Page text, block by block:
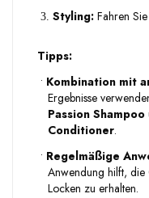
3. Styling: Fahren
Tipps:
• Kombination mit
Ergebnisse
Passion Shampoo
Conditioner.
• Regelmäßige
Anwendung hilft, die
Locken zu erhalten.